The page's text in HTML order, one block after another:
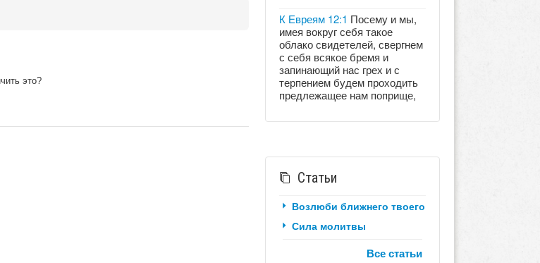
это?
К Евреям 12:1 Посему и мы,
имея вокруг себя такое
облако свидетелей, свергнем
с себя всякое бремя и
запинающий нас грех и с
терпением будем проходить
предлежащее нам поприще,
Статьи
Возлюби ближнего твоего
Сила молитвы
Все статьи